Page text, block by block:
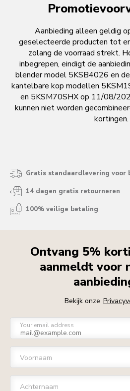
Aanbieding alleen geldig
geselecteerde producten tot
zolang de voorraad strekt.
inbegrepen, eindigt de
blender model 5KSB4026 en
kantelbare kop modellen
en 5KSM70SHX op 11/08/
kunnen niet worden
kortingen.
Gratis standaardlevering voor
14 dagen gratis retourneren
100% veilige betaling
Ontvang 5%
aanmeldt voor
Bekijk onze
Your email address
Voornaam
Achternaam